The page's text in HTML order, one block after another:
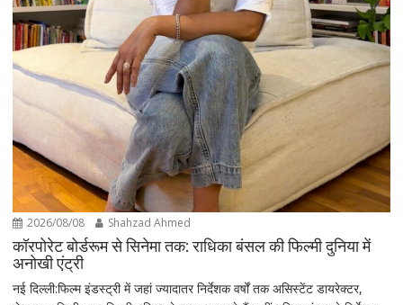
2026/08/08 Shahzad Ahmed
कॉरपोरेट बोर्डरूम से सिनेमा तक: राधिका बंसल की फिल्मी दुनिया में
अनोखी एंट्री
नई दिल्ली:फिल्म इंडस्ट्री में जहां ज्यादातर निर्देशक वर्षों तक असिस्टेंट डायरेक्टर,